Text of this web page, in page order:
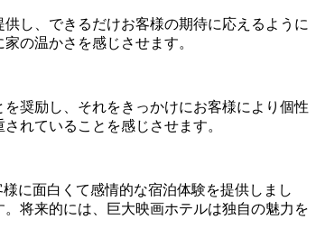
し、できるだけお客様の期待に応えるように
の温かさを感じさせます。
奨励し、それをきっかけにお客様により個性
れていることを感じさせます。
に面白くて感情的な宿泊体験を提供しまし
将来的には、巨大映画ホテルは独自の魅力を